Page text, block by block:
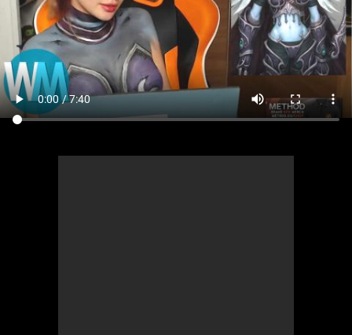
Anime
Culture pop
Comics
Anime
Culture pop